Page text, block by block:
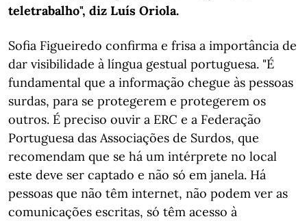
teletrabalho", diz Luís Oriola.
Sofia Figueiredo confirma e frisa a importância de
dar visibilidade à língua gestual portuguesa. "É
fundamental que a informação chegue às pessoas
surdas, para se protegerem e protegerem os
outros. É preciso ouvir a ERC e a Federação
Portuguesa das Associações de Surdos, que
recomendam que se há um intérprete no local
este deve ser captado e não só em janela. Há
pessoas que não têm internet, não podem ver as
comunicações escritas, só têm acesso à